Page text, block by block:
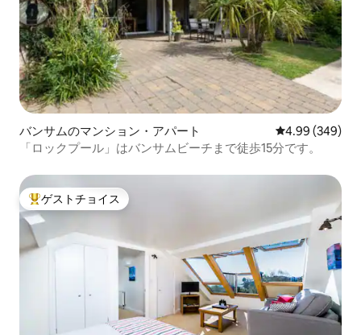
バンサムのマンション・アパート レビュー349
4.99 (349)
「ロックプール」はバンサムビーチまで徒歩15分です。
大好評のゲストチョイスです。
ゲストチョイス